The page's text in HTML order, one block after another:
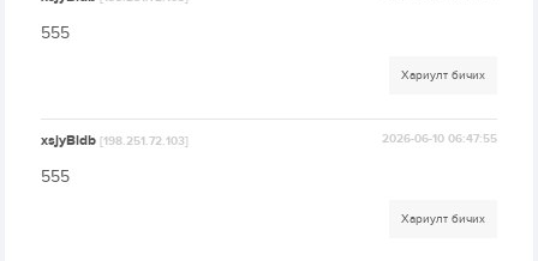
555
Хариулт бичих
xsjyBldb[198.251.72.103] 2026-06-10 06:47:55
555
Хариулт бичих